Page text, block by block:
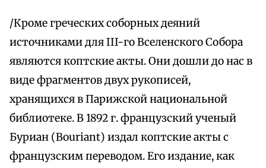
/Кроме греческих соборных деяний
источниками для III-го Вселенского Собора
являются коптские акты. Они дошли до нас в
виде фрагментов двух рукописей,
хранящихся в Парижской национальной
библиотеке. В 1892 г. французский ученый
Буриан (Bouriant) издал коптские акты с
французским переводом. Его издание, как